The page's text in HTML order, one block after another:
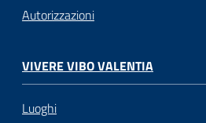
Autorizzazioni
VIVERE VIBO VALENTIA
Luoghi